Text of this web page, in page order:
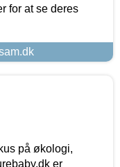
for at se deres
på økologi,
er